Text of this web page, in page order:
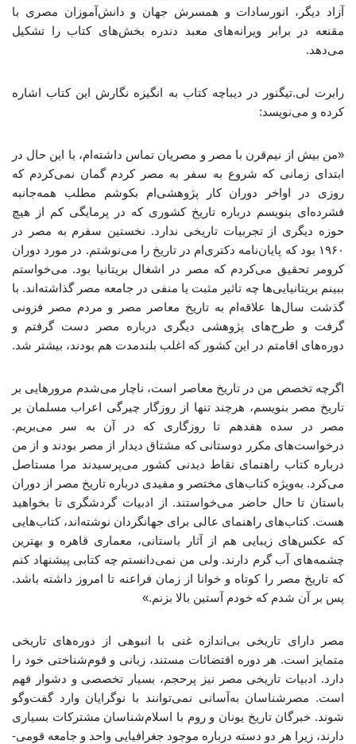
آزاد دیگر، انورسادات و همسرش جهان و دانش‌آموزان مصری با
مقنعه در برابر ویرانه‌های معبد دندره بخش‌های کتاب را تشکیل
می‌دهد.
رابرت لی.تیگنور در دیباچه کتاب به انگیزه نگارش این کتاب اشاره
کرده و می‌نویسد:
«من بیش از نیم‌قرن با مصر و مصریان تماس داشته‌ام، با این‌ حال در
ابتدای زمانی که شروع به سفر به مصر کردم گمان نمی‌کردم که
روزی در اواخر دوران کار پژوهشی‌ام بکوشم مطلب همه‌جانبه
فشرده‌ای بنویسم درباره تاریخ کشوری که در پرمایگی کم از هیچ
حوزه دیگری از تجربیات تاریخی ندارد. نخستین سفرم به مصر در
۱۹۶۰ بود که پایان‌نامه دکتری‌ام در تاریخ را می‌نوشتم. در مورد دوران
کرومر تحقیق می‌کردم که مصر در اشغال بریتانیا بود. می‌خواستم
ببینم بریتانیایی‌ها چه تاثیر مثبت یا منفی در جامعه مصر گذاشته‌اند. با
گذشت سال‌ها علاقه‌ام به تاریخ معاصر مصر و مردم مصر فزونی
گرفت و طرح‌های پژوهشی دیگری درباره مصر دست گرفتم و
دوره‌های اقامتم در این کشور که اغلب بلندمدت هم بودند، بیشتر شد.
اگرچه تخصص من در تاریخ معاصر است، ناچار می‌شدم مرورهایی بر
تاریخ مصر بنویسم، هرچند تنها از روزگار چیرگی اعراب مسلمان بر
مصر در سده هفدهم تا روزگاری که در آن به سر می‌بریم.
درخواست‌های مکرر دوستانی که مشتاق دیدار از مصر بودند و از من
درباره کتاب راهنمای نقاط دیدنی کشور می‌پرسیدند مرا مستاصل
می‌کرد. به‌ویژه کتاب‌های مختصر و مفیدی درباره تاریخ مصر از دوران
باستان تا حال حاضر می‌خواستند. از ادبیات گردشگری تا بخواهید
هست. کتاب‌های راهنمای عالی برای جهانگردان نوشته‌اند، کتاب‌هایی
که عکس‌های زیبایی هم از آثار باستانی، معماری قاهره و بهترین
چشمه‌های آب گرم دارند. ولی من نمی‌دانستم چه کتابی پیشنهاد کنم
که تاریخ مصر را کوتاه و خوانا از زمان فراعنه تا امروز داشته باشد.
پس بر آن شدم که خودم آستین بالا بزنم.»
مصر دارای تاریخی بی‌اندازه غنی با انبوهی از دوره‌های تاریخی
متمایز است. هر دوره اقتضائات مستند، زبانی و قوم‌شناختی خود را
دارد. ادبیات تاریخی مصر نیز پرحجم، بسیار تخصصی و دشوار فهم
است. مصرشناسان به‌آسانی نمی‌توانند با نوگرایان وارد گفت‌وگو
شوند. خبرگان تاریخ یونان و روم با اسلام‌شناسان مشترکات بسیاری
دارند، زیرا هر دو دسته درباره موجود جغرافیایی واحد و جامعه قومی-